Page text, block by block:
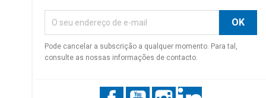
Pode cancelar a subscrição a qualquer momento. Para tal,
consulte as nossas informações de contacto.
FacebookYouTubeInstagram